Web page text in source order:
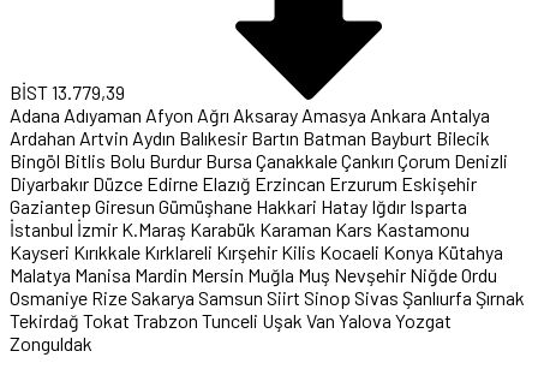
BİST13.779,39
Adana Adıyaman Afyon Ağrı Aksaray Amasya Ankara Antalya
Ardahan Artvin Aydın Balıkesir Bartın Batman Bayburt Bilecik
Bingöl Bitlis Bolu Burdur Bursa ÇanakkaleÇankırı Çorum Denizli
Diyarbakır Düzce Edirne Elazığ Erzincan Erzurum Eskişehir
Gaziantep Giresun Gümüşhane Hakkari Hatay Iğdır Isparta
İstanbul İzmir K.Maraş Karabük Karaman Kars Kastamonu
Kayseri Kırıkkale Kırklareli Kırşehir Kilis Kocaeli Konya Kütahya
Malatya Manisa Mardin Mersin Muğla Muş Nevşehir NiğdeOrdu
Osmaniye RizeSakarya Samsun Siirt Sinop Sivas Şanlıurfa Şırnak
Tekirdağ Tokat Trabzon Tunceli Uşak Van Yalova Yozgat
Zonguldak